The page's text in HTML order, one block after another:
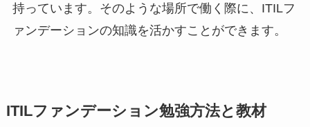
持っています。そのような場所で働く際に、ITILフ
ァンデーションの知識を活かすことができます。
ITILファンデーション勉強方法と教材